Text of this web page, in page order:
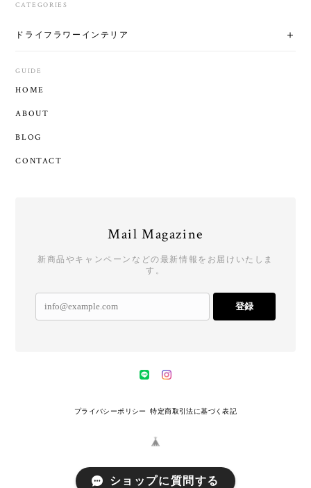
CATEGORIES
ドライフラワーインテリア
GUIDE
HOME
ABOUT
BLOG
CONTACT
Mail Magazine
新商品やキャンペーンなどの最新情報をお届けいたしま
す。
登録
プライバシーポリシー 特定商取引法に基づく表記
ショップに質問する